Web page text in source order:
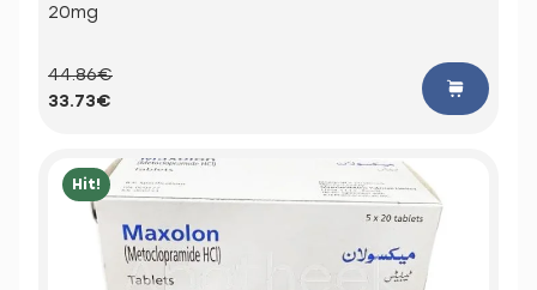
20mg
44.86€
33.73€
Hit!